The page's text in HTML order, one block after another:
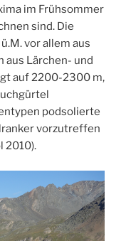
im Frühsommer
sind. Die
vor allem aus
aus Lärchen- und
auf 2200-2300 m,
podsolierte
vorzutreffen
2010).